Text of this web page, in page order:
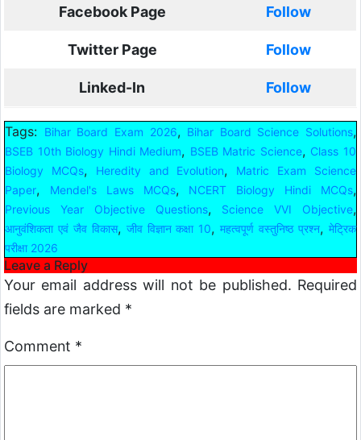
Facebook Page Follow
Twitter Page Follow
Linked-In Follow
Tags: Bihar Board Exam 2026, Bihar Board Science Solutions,
BSEB 10th Biology Hindi Medium, BSEB Matric Science, Class 10
Biology MCQs, Heredity and Evolution,
Matric Exam Science
Paper, Mendel's Laws MCQs, NCERT Biology Hindi MCQs,
Previous Year Objective Questions, Science VVI Objective,
आनुवंशिकता एवं जैव विकास, जीव विज्ञान कक्षा 10,महत्वपूर्ण वस्तुनिष्ठ प्रश्न,मेट्रिक
परीक्षा 2026
Leave a Reply
Your email address will not be published. Required
fields are marked *
Comment *